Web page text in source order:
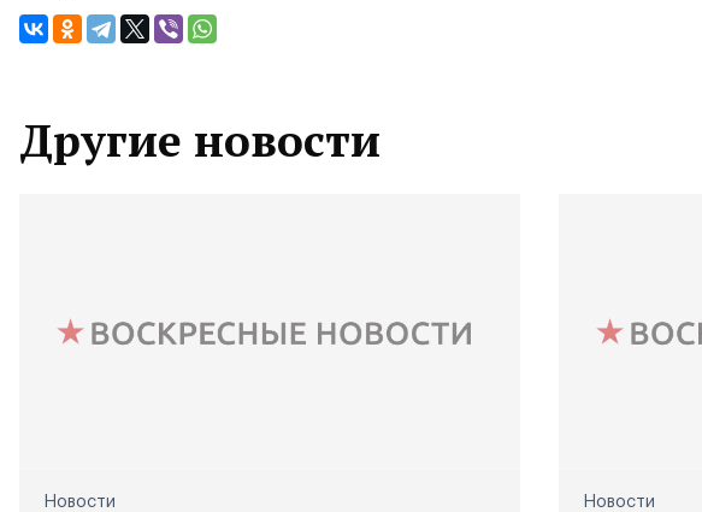
Другие новости
Новости Новости